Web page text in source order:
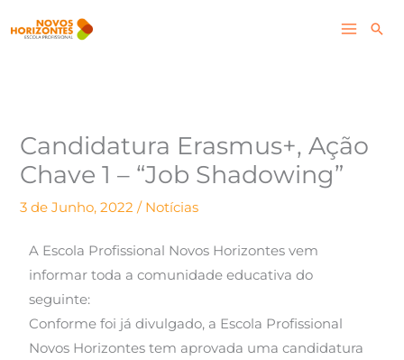
to
Candidatura Erasmus+, Ação
Chave 1 – “Job Shadowing”
3 de Junho, 2022/ Notícias
A Escola Profissional Novos Horizontes vem
informar toda a comunidade educativa do
seguinte:
Conforme foi já divulgado, a Escola Profissional
Novos Horizontes tem aprovada uma candidatura